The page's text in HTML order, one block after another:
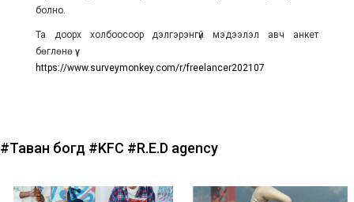
болно.
Та доорх холбоосоор дэлгэрэнгүй мэдээлэл авч анкет
бөглөнө үү.
https://www.surveymonkey.com/r/freelancer202107
#Таван богд #KFC #R.E.D agency